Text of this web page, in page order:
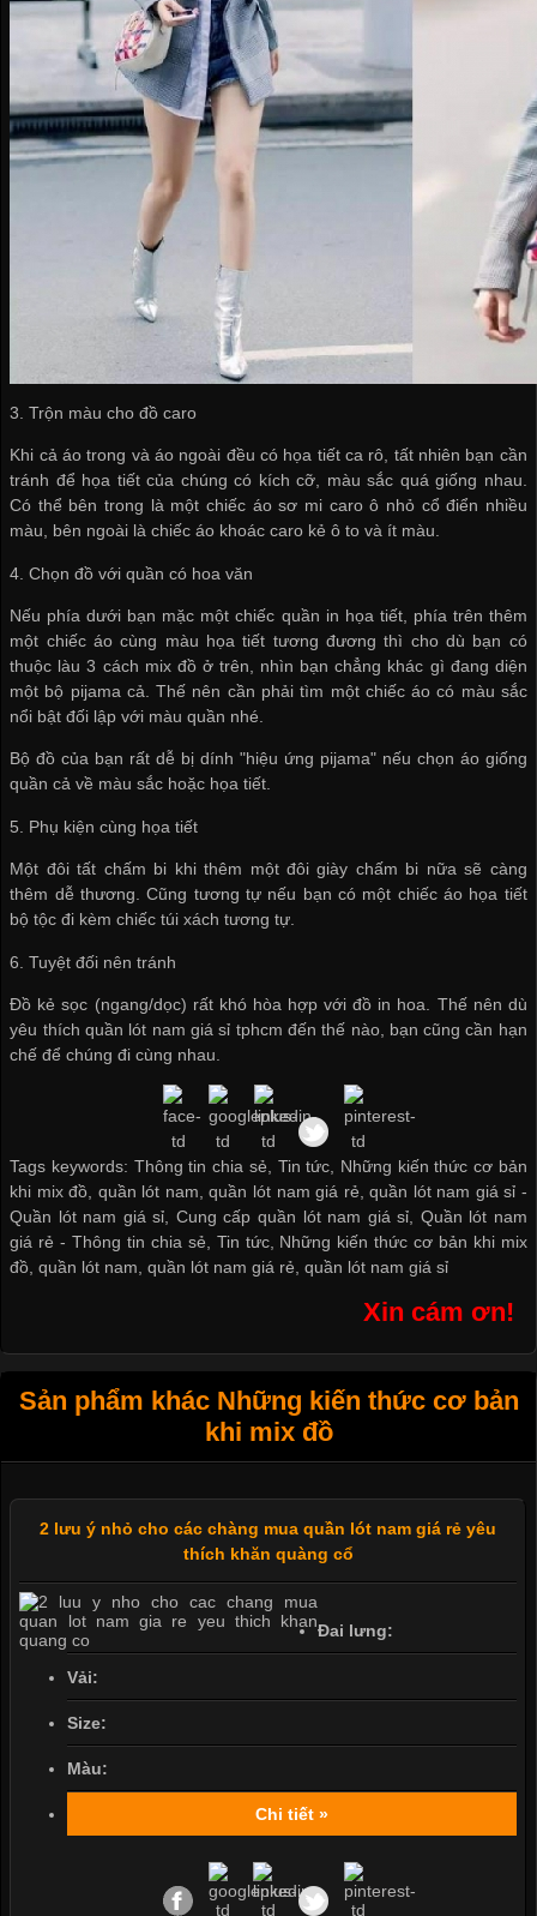
3. Trộn màu cho đồ caro
Khi cả áo trong và áo ngoài đều có họa tiết ca rô, tất nhiên bạn cần
tránh để họa tiết của chúng có kích cỡ, màu sắc quá giống nhau.
Có thể bên trong là một chiếc áo sơ mi caro ô nhỏ cổ điển nhiều
màu, bên ngoài là chiếc áo khoác caro kẻ ô to và ít màu.
4. Chọn đồ với quần có hoa văn
Nếu phía dưới bạn mặc một chiếc quần in họa tiết, phía trên thêm
một chiếc áo cùng màu họa tiết tương đương thì cho dù bạn có
thuộc làu 3 cách mix đồ ở trên, nhìn bạn chẳng khác gì đang diện
một bộ pijama cả. Thế nên cần phải tìm một chiếc áo có màu sắc
nổi bật đối lập với màu quần nhé.
Bộ đồ của bạn rất dễ bị dính "hiệu ứng pijama" nếu chọn áo giống
quần cả về màu sắc hoặc họa tiết.
5. Phụ kiện cùng họa tiết
Một đôi tất chấm bi khi thêm một đôi giày chấm bi nữa sẽ càng
thêm dễ thương. Cũng tương tự nếu bạn có một chiếc áo họa tiết
bộ tộc đi kèm chiếc túi xách tương tự.
6. Tuyệt đối nên tránh
Đồ kẻ sọc (ngang/dọc) rất khó hòa hợp với đồ in hoa. Thế nên dù
yêu thích quần lót nam giá sỉ tphcm đến thế nào, bạn cũng cần hạn
chế để chúng đi cùng nhau.
Tags keywords: Thông tin chia sẻ, Tin tức, Những kiến thức cơ bản
khi mix đồ, quần lót nam, quần lót nam giá rẻ, quần lót nam giá sỉ -
Quần lót nam giá sỉ, Cung cấp quần lót nam giá sỉ, Quần lót nam
giá rẻ - Thông tin chia sẻ, Tin tức, Những kiến thức cơ bản khi mix
đồ,quần lót nam,quần lót nam giá rẻ,quần lót nam giá sỉ
Xin cám ơn!
Sản phẩm khác Những kiến thức cơ bản
khi mix đồ
2 lưu ý nhỏ cho các chàng mua quần lót nam giá rẻ yêu
thích khăn quàng cổ
Đai lưng:
Vải:
Size:
Màu:
Chi tiết »